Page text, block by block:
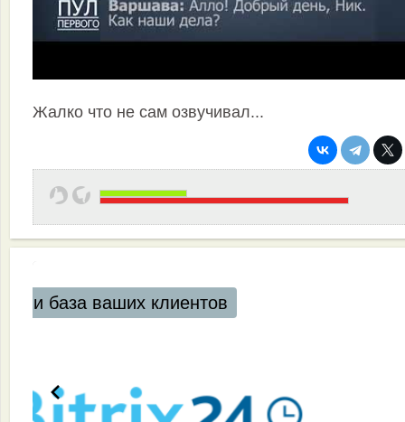
Жалко что не сам озвучивал...
Эффективная работа вашей команды